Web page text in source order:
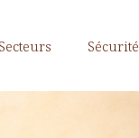
Secteurs Sécurité